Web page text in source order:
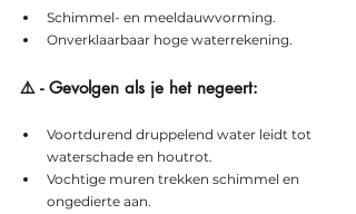
Schimmel- en meeldauwvorming.
Onverklaarbaar hoge waterrekening.
⚠️ - Gevolgen als je het negeert:
Voortdurend druppelend water leidt tot
waterschade en houtrot.
Vochtige muren trekken schimmel en
ongedierte aan.